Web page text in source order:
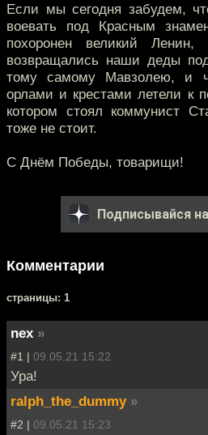
Если мы сегодня забудем,
воевать под Красным
похоронен великий
возвращались наши деды
тому самому Мавзолею, и
орлами и крестами летели к
котором стоял коммунист
тоже не стоит.
С Днём Победы, товарищи!
Подписывайся
Комментарии
cтраницы: 1
nex »
#1 | 09.05.21 15:22
Ура!
ralph_the_dummy »
#2 | 09.05.21 15:23